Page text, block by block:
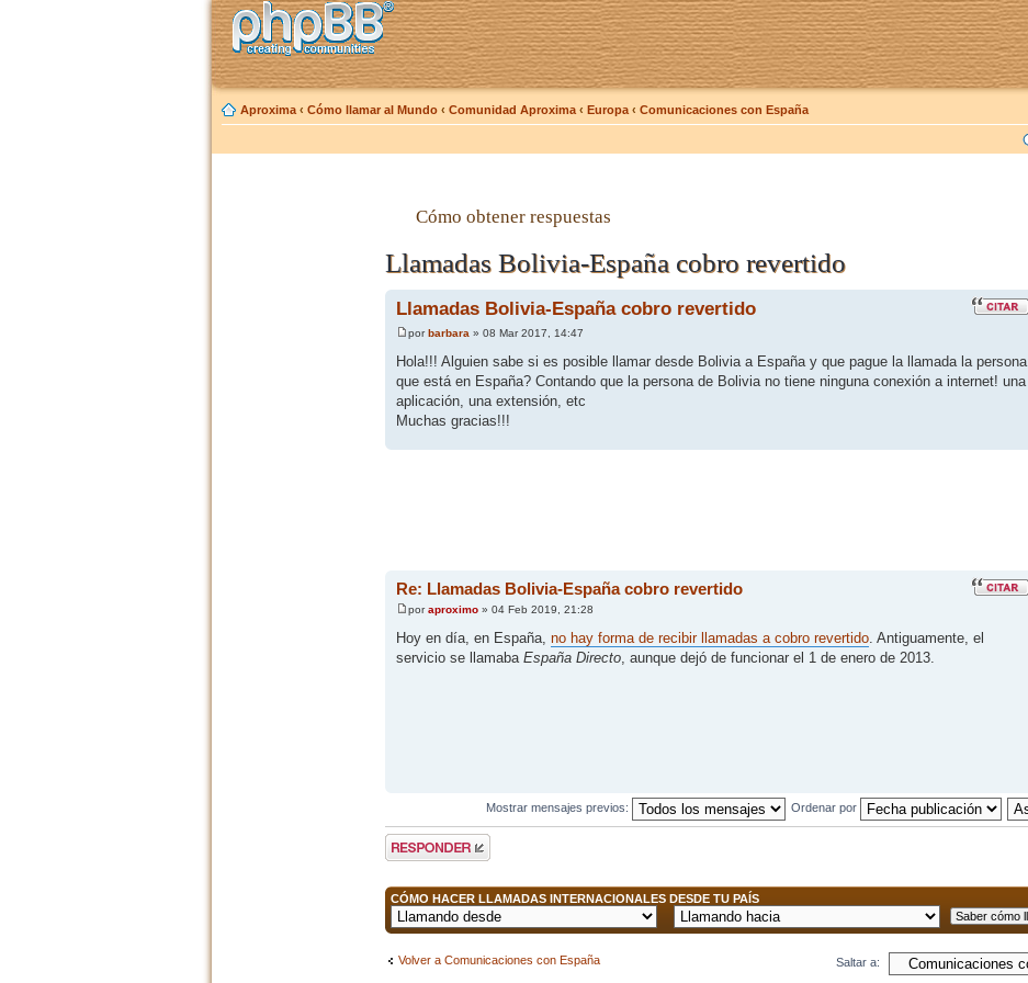
Aproxima ‹ Cómo llamar al Mundo ‹ Comunidad Aproxima ‹ Europa ‹ Comunicaciones con España
Cómo obtener respuestas
Llamadas Bolivia-España cobro revertido
Llamadas Bolivia-España cobro revertido
porbarbara » 08 Mar 2017, 14:47
Hola!!! Alguien sabe si es posible llamar desde Bolivia a España y que pague la llamada la persona
que está en España? Contando que la persona de Bolivia no tiene ninguna conexión a internet! una
aplicación, una extensión, etc
Muchas gracias!!!
Re: Llamadas Bolivia-España cobro revertido
poraproximo» 04 Feb 2019, 21:28
Hoy en día, en España, no hay forma de recibir llamadas a cobro revertido. Antiguamente, el
servicio se llamaba España Directo, aunque dejó de funcionar el 1 de enero de 2013.
Mostrar mensajes previos: Ordenar por
Publicar una
respuesta
CÓMO HACER LLAMADAS INTERNACIONALES DESDE TU PAÍS
Volver a Comunicaciones con España Saltar a: